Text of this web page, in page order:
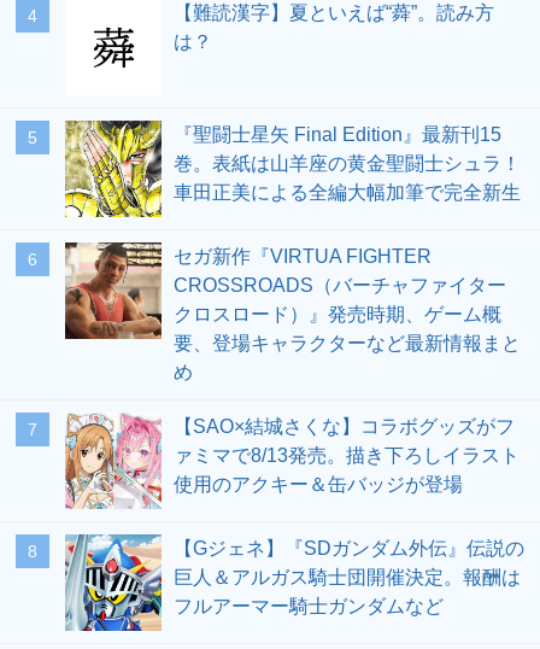
4
【難読漢字】夏といえば“蕣”。読み方
は？
5
『聖闘士星矢 Final Edition』最新刊15
巻。表紙は山羊座の黄金聖闘士シュラ！
車田正美による全編大幅加筆で完全新生
6
セガ新作『VIRTUA FIGHTER
CROSSROADS（バーチャファイター
クロスロード）』発売時期、ゲーム概
要、登場キャラクターなど最新情報まと
め
7
【SAO×結城さくな】コラボグッズがフ
ァミマで8/13発売。描き下ろしイラスト
使用のアクキー＆缶バッジが登場
8
【Gジェネ】『SDガンダム外伝』伝説の
巨人＆アルガス騎士団開催決定。報酬は
フルアーマー騎士ガンダムなど